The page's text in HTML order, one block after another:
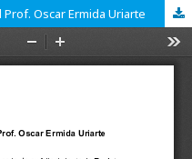
Oscar Ermida Uriarte